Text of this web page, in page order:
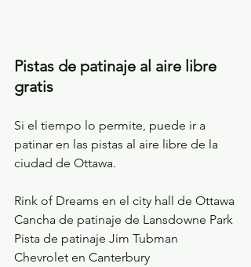
Pistas de patinaje al aire libre
gratis
Si el tiempo lo permite, puede ir a
patinar en las pistas al aire libre de la
ciudad de Ottawa.
Rink of Dreams en el city hall de Ottawa
Cancha de patinaje de Lansdowne Park
Pista de patinaje Jim Tubman
Chevrolet en Canterbury